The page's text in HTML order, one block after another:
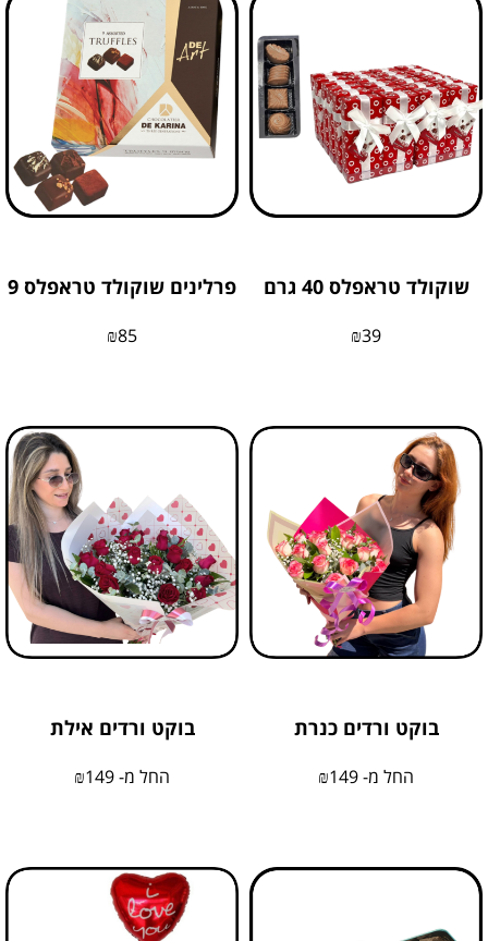
שוקולד טראפלס 40 גרם
₪39
פרלינים שוקולד טראפלס 9
₪85
בוקט ורדים כנרת
החל מ- ₪149
בוקט ורדים אילת
החל מ- ₪149